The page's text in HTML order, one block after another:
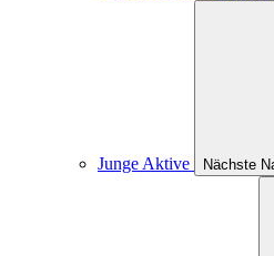
Junge Aktive Nächste